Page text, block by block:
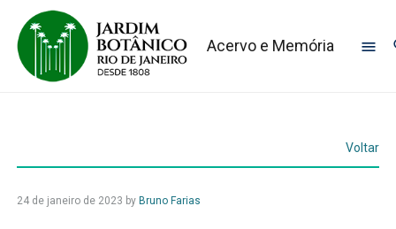
Acervo e Memória
Voltar
24 de janeiro de 2023 by Bruno Farias